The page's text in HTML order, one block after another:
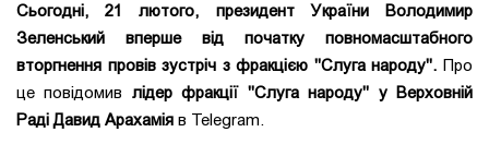
Сьогодні, 21 лютого, президент України Володимир
Зеленський вперше від початку повномасштабного
вторгнення провів зустріч з фракцією "Слуга народу". Про
це повідомив лідер фракції "Слуга народу" у Верховній
Раді Давид Арахамія в Telegram.